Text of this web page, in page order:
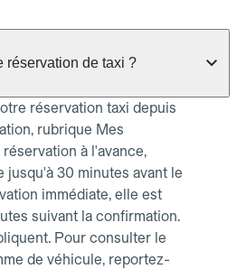
réservation de taxi ?
réservation taxi depuis
rubrique Mes
à l'avance,
jusqu'à 30 minutes avant le
immédiate, elle est
suivant la confirmation.
Pour consulter le
de véhicule, reportez-